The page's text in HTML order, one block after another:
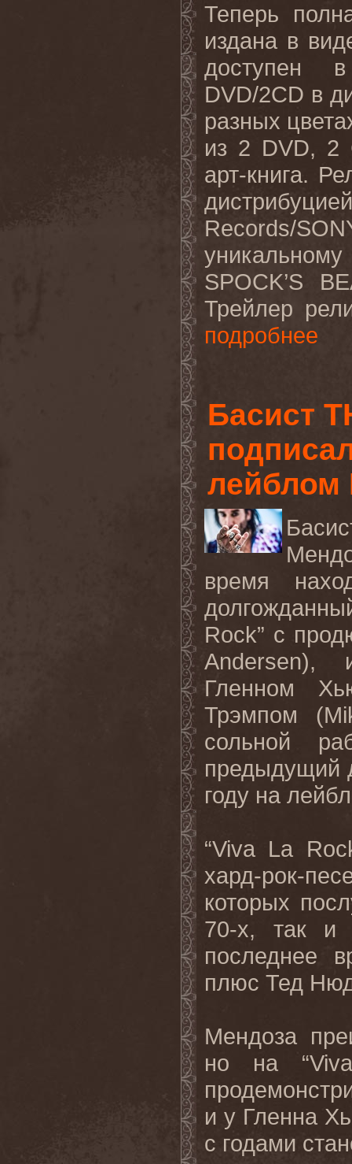
Теперь
издана в
доступен
DVD/2CD в
разных
из 2 DVD, 2
арт-книга.
Records/
уникальному
SPOCK’S
Трейлер
подробнее
Басист
лейблом
время
Rock” с
Andersen),
Гленном
Трэмпом (
сольной
предыдущий
году на
“Viva La
хард-рок-
которых
70-х, так и
последнее
плюс Тед
Мендоза
но на “
и у Гленна
с годами